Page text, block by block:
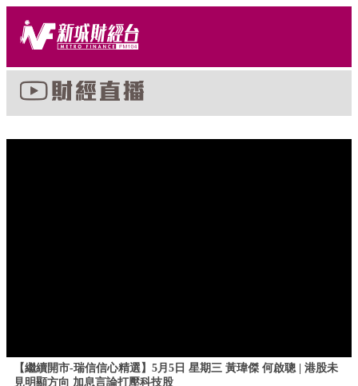
【繼續開市-瑞信信心精選】5月5日 星期三 黃瑋傑 何啟聰 | 港股未
見明顯方向 加息言論打壓科技股